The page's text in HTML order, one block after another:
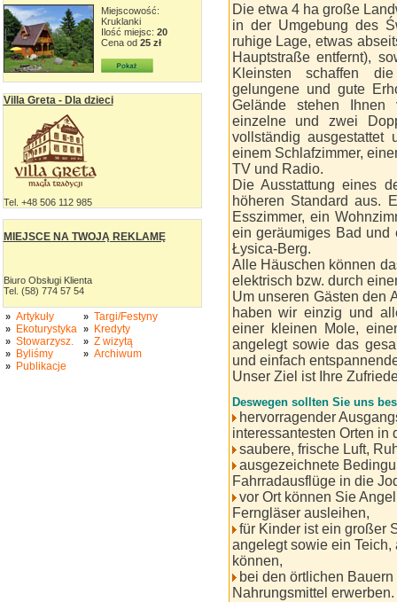
Miejscowość:
Kruklanki
Ilość miejsc: 20
Cena od 25 zł
Villa Greta - Dla dzieci
Tel. +48 506 112 985
MIEJSCE NA TWOJĄ REKLAMĘ
Biuro Obsługi Klienta
Tel. (58) 774 57 54
» Artykuły
» Ekoturystyka
» Stowarzysz.
» Byliśmy
» Publikacje
» Targi/Festyny
» Kredyty
» Z wizytą
» Archiwum
Die etwa 4 ha große
in der Umgebung des
ruhige Lage, etwas
Hauptstraße entfernt),
Kleinsten schaffen
gelungene und gute
Gelände stehen Ihnen
einzelne und zwei
vollständig
einem Schlafzimmer,
TV und Radio.
Die Ausstattung eines
höheren Standard aus.
Esszimmer, ein
ein geräumiges Bad und
Łysica-Berg.
Alle Häuschen können
elektrisch bzw. durch
Um unseren Gästen den
haben wir einzig und
einer kleinen Mole,
angelegt sowie das
und einfach
Unser Ziel ist Ihre
Deswegen sollten Sie uns
hervorragender
interessantesten Orten in
saubere, frische Luft,
ausgezeichnete
Fahrradausflüge in die
vor Ort können Sie
Ferngläser ausleihen,
für Kinder ist ein großer
angelegt sowie ein
können,
bei den örtlichen
Nahrungsmittel erwerben.